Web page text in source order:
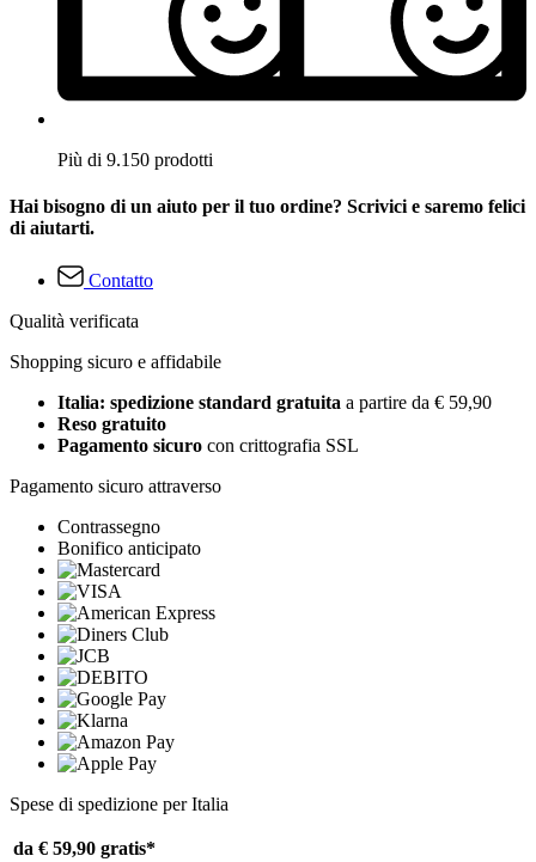
Più di 9.150 prodotti
Hai bisogno di un aiuto per il tuo ordine? Scrivici e saremo felici
di aiutarti.
Contatto
Qualità verificata
Shopping sicuro e affidabile
Italia: spedizione standard gratuita a partire da € 59,90
Reso gratuito
Pagamento sicuro con crittografia SSL
Pagamento sicuro attraverso
Contrassegno
Bonifico anticipato
Spese di spedizione per Italia
da € 59,90 gratis*